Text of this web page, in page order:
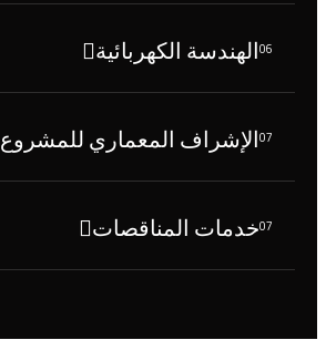
06الهندسة الكهربائية
07الإشراف المعماري للمشروع
07خدمات المناقصات